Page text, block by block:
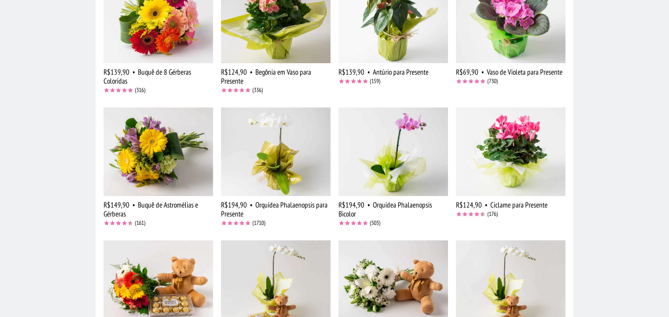
R$139,90 • Buquê de 8 Gérberas
Coloridas
(316)
R$124,90 • Begônia em Vaso para
Presente
(336)
R$139,90 • Antúrio para Presente
(159)
R$69,90 • Vaso de Violeta para Presente
(730)
R$149,90 • Buquê de Astromélias e
Gérberas
(161)
R$194,90 • Orquídea Phalaenopsis para
Presente
(1710)
R$194,90 • Orquídea Phalaenopsis
Bicolor
(503)
R$124,90 • Ciclame para Presente
(176)